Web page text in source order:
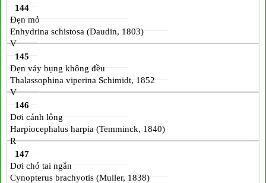
144
Đẹn mỏ
Enhydrina schistosa (Daudin, 1803)
V
145
Đẹn vảy bụng không đều
Thalassophina viperina Schimidt, 1852
V
146
Dơi cánh lông
Harpiocephalus harpia (Temminck, 1840)
R
147
Dơi chó tai ngắn
Cynopterus brachyotis (Muller, 1838)